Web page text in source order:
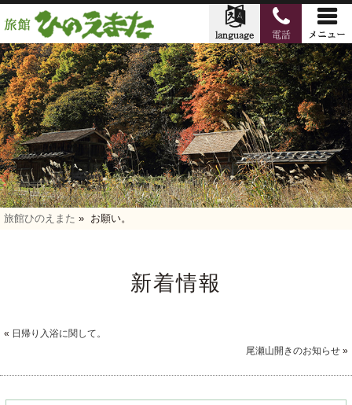
旅館ひのえまた » お願い。
新着情報
« 日帰り入浴に関して。
尾瀬山開きのお知らせ »